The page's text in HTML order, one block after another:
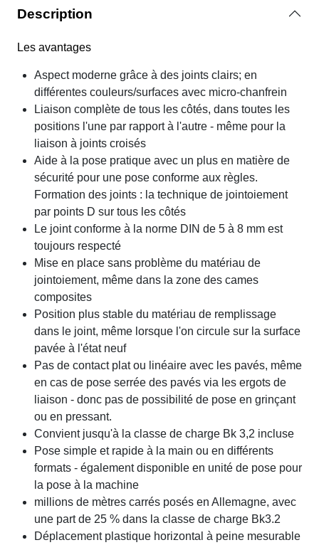
Description
Les avantages
Aspect moderne grâce à des joints clairs; en
différentes couleurs/surfaces avec micro-chanfrein
Liaison complète de tous les côtés, dans toutes les
positions l'une par rapport à l'autre - même pour la
liaison à joints croisés
Aide à la pose pratique avec un plus en matière de
sécurité pour une pose conforme aux règles.
Formation des joints : la technique de jointoiement
par points D sur tous les côtés
Le joint conforme à la norme DIN de 5 à 8 mm est
toujours respecté
Mise en place sans problème du matériau de
jointoiement, même dans la zone des cames
composites
Position plus stable du matériau de remplissage
dans le joint, même lorsque l'on circule sur la surface
pavée à l'état neuf
Pas de contact plat ou linéaire avec les pavés, même
en cas de pose serrée des pavés via les ergots de
liaison - donc pas de possibilité de pose en grinçant
ou en pressant.
Convient jusqu'à la classe de charge Bk 3,2 incluse
Pose simple et rapide à la main ou en différents
formats - également disponible en unité de pose pour
la pose à la machine
millions de mètres carrés posés en Allemagne, avec
une part de 25 % dans la classe de charge Bk3.2
Déplacement plastique horizontal à peine mesurable